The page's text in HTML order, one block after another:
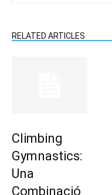
RELATED ARTICLES
Climbing
Gymnastics:
Una
Combinació